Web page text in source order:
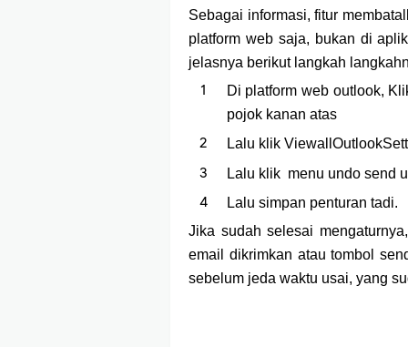
Sebagai informasi, fitur
platform web saja, bukan di
jelasnya berikut langkah
Di platform web outlook,
pojok kanan atas
Lalu klik
Lalu klik menu undo send
Lalu simpan penturan tadi.
Jika sudah selesai
email dikrimkan atau tombol
sebelum jeda waktu usai, yang